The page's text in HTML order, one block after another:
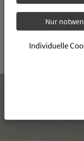
Nur
Individuelle